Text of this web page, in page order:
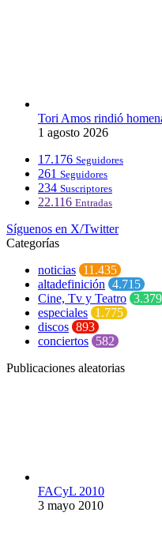
Tori Amos rindió
1 agosto 2026
17.176 Seguidores
261 Seguidores
234 Suscriptores
22.116 Entradas
Síguenos en X/Twitter
Categorías
noticias 11.435
altadefinición 4.715
Cine, Tv y Teatro 3.379
especiales 1.775
discos 893
conciertos 582
Publicaciones aleatorias
FACyL 2010
3 mayo 2010